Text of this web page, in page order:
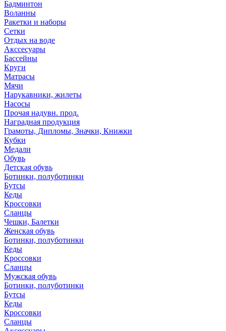
Бадминтон
Воланны
Ракетки и наборы
Сетки
Отдых на воде
Акссесуары
Бассейны
Круги
Матрасы
Мячи
Нарукавники, жилеты
Насосы
Прочая надувн. прод.
Наградная продукция
Грамоты, Дипломы, Значки, Книжки
Кубки
Медали
Обувь
Детская обувь
Ботинки, полуботинки
Бутсы
Кеды
Кроссовки
Сланцы
Чешки, Балетки
Женская обувь
Ботинки, полуботинки
Кеды
Кроссовки
Сланцы
Мужская обувь
Ботинки, полуботинки
Бутсы
Кеды
Кроссовки
Сланцы